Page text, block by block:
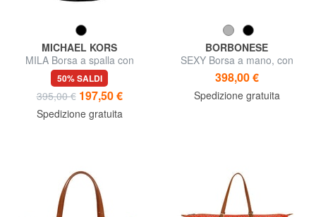
MICHAEL KORS
MILA Borsa a spalla con
tracolla, in pelle
50% SALDI
395,00 € 197,50 €
Spedizione gratuita
BORBONESE
SEXY Borsa a mano, con
tracolla
398,00 €
Spedizione gratuita